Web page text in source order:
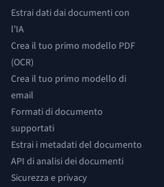
Estrai dati dai documenti con
l'IA
Crea il tuo primo modello PDF
(OCR)
Crea il tuo primo modello di
email
Formati di documento
supportati
Estrai i metadati del documento
API di analisi dei documenti
Sicurezza e privacy